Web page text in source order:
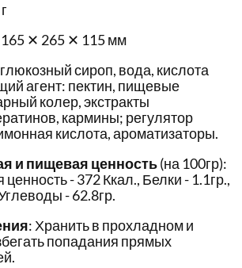
165 ✕ 265 ✕ 115 мм
сироп, вода, кислота
агент: пектин, пищевые
колер, экстракты
кармины; регулятор
кислота, ароматизаторы.
и пищевая ценность(на 100гр):
ценность - 372 Ккал., Белки - 1.1гр.,
- 62.8гр.
: Хранить в прохладном и
попадания прямых